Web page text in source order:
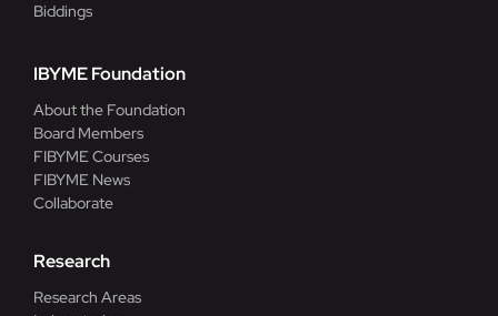
Biddings
IBYME Foundation
About the Foundation
Board Members
FIBYME Courses
FIBYME News
Collaborate
Research
Research Areas